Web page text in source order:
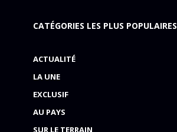
CATÉGORIES LES PLUS POPULAIRES
ACTUALITÉ
LA UNE
EXCLUSIF
AU PAYS
SUR LE TERRAIN